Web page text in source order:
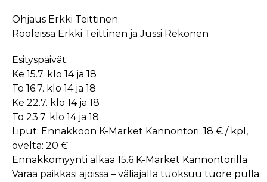
Ohjaus Erkki Teittinen.
Rooleissa Erkki Teittinen ja Jussi Rekonen
Esityspäivät:
Ke 15.7. klo 14 ja 18
To 16.7. klo 14 ja 18
Ke 22.7. klo 14 ja 18
To 23.7. klo 14 ja 18
Liput: Ennakkoon K-Market Kannontori: 18 € / kpl,
ovelta: 20 €
Ennakkomyynti alkaa 15.6 K-Market Kannontorilla
Varaa paikkasi ajoissa – väliajalla tuoksuu tuore pulla.